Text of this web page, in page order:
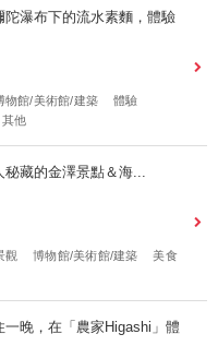
瀑布下的流水素麵，體驗
物館/美術館/建築
體驗
其他
藏的金澤景點＆海...
觀 博物館/美術館/建築
美食
一晚，在「農家Higashi」體